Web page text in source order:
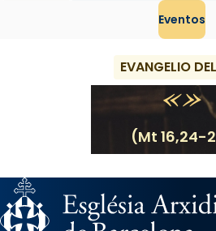
Eventos
EVANGELIO
(Mt 16,24-